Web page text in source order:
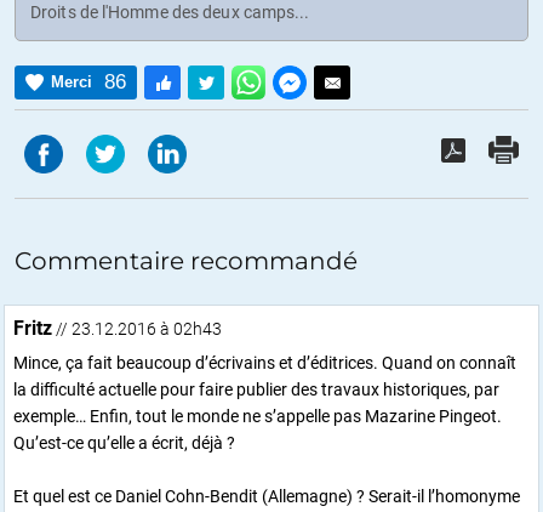
Droits de l'Homme des deux camps...
Merci 86
Commentaire recommandé
Fritz// 23.12.2016 à 02h43
Mince, ça fait beaucoup d’écrivains et d’éditrices. Quand on connaît
la difficulté actuelle pour faire publier des travaux historiques, par
exemple… Enfin, tout le monde ne s’appelle pas Mazarine Pingeot.
Qu’est-ce qu’elle a écrit, déjà ?
Et quel est ce Daniel Cohn-Bendit (Allemagne) ? Serait-il l’homonyme